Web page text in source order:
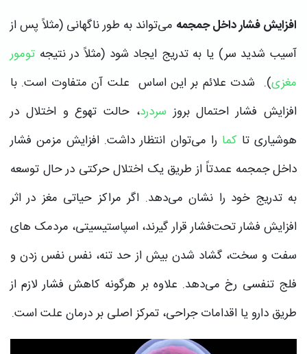
افزایش فشار داخل جمجمه می‌تواند به طور ناگهانی (مثلاً پس از
آسیب شدید سر) یا به تدریج ایجاد شود (مثلاً در نتیجه تومور
مغزی). شدت علائم بر این اساس علت آن متفاوت است. با
افزایش فشار احتمال بروز سردرد، حالت تهوع و اختلال در
هوشیاری تا کما را می‌توان انتظار داشت. افزایش مزمن فشار
داخل جمجمه عمدتاً از طریق یک اختلال حرکتی در حال توسعه
به تدریج خود را نشان می‌دهد. اگر مراکز حیاتی مغز در اثر
افزایش فشار تحت‌فشار قرار گیرند، اسپاستیسیتی، مردمک های
سفت و سخت، گشاد شدن بیش از حد تنه، نفس نفس زدن و
فلج تنفسی رخ می‌دهد. علاوه بر هرگونه کاهش فشار لازم از
طریق دارو یا اقدامات جراحی، تمرکز اصلی بر درمان علت است.